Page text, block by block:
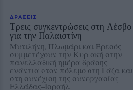
ΔΡΑΣΕΙΣ
Τρεις συγκεντρώσεις στη Λέσβο
για την Παλαιστίνη
Μυτιλήνη, Πλωμάρι και Ερεσός
συμμετέχουν την Κυριακή στην
πανελλαδική ημέρα δράσης
ενάντια στον πόλεμο στη Γάζα και
στη συνέχιση της συνεργασίας
Ελλάδας–Ισραήλ